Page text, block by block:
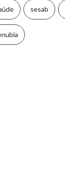
sesab